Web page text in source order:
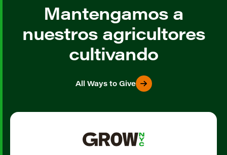
Mantengamos a
nuestros agricultores
cultivando
All Ways to Give